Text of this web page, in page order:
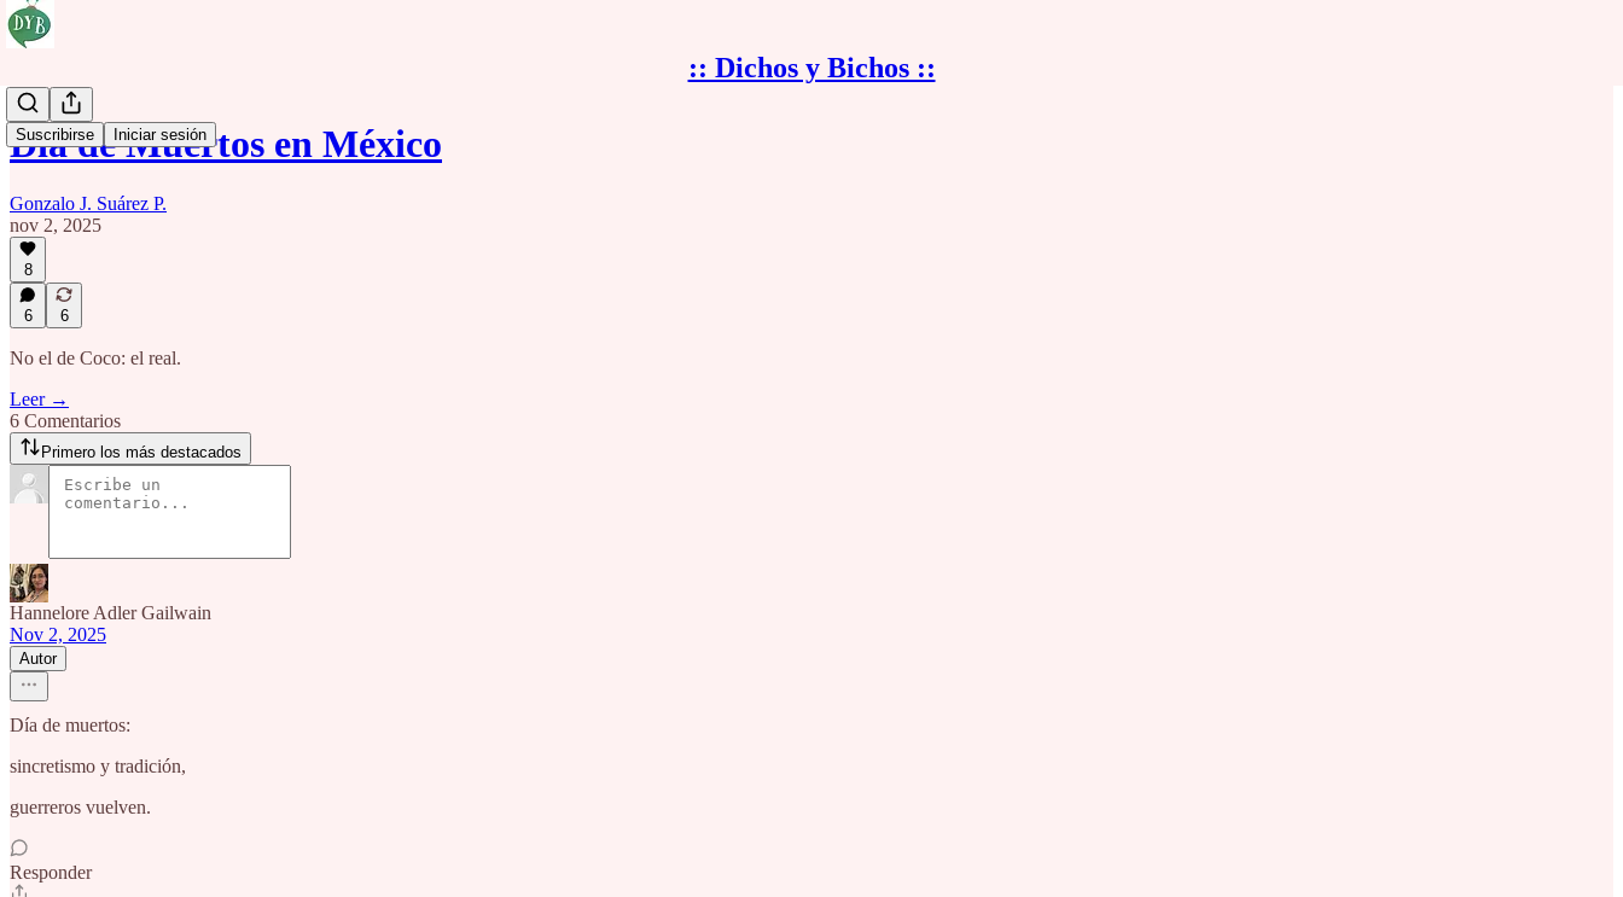
:: Dichos y Bichos ::
Suscribirse Iniciar sesión
Dia de Muertos en México
Gonzalo J. Suárez P.
nov 2, 2025
8
6 6
No el de Coco: el real.
Leer →
6 Comentarios
Primero los más destacados
Hannelore Adler Gailwain
Nov 2, 2025
Autor
Día de muertos:
sincretismo y tradición,
guerreros vuelven.
Responder